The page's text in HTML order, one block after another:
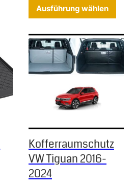
Ausführung wählen
Kofferraumschutz
VW Tiguan 2016-
2024